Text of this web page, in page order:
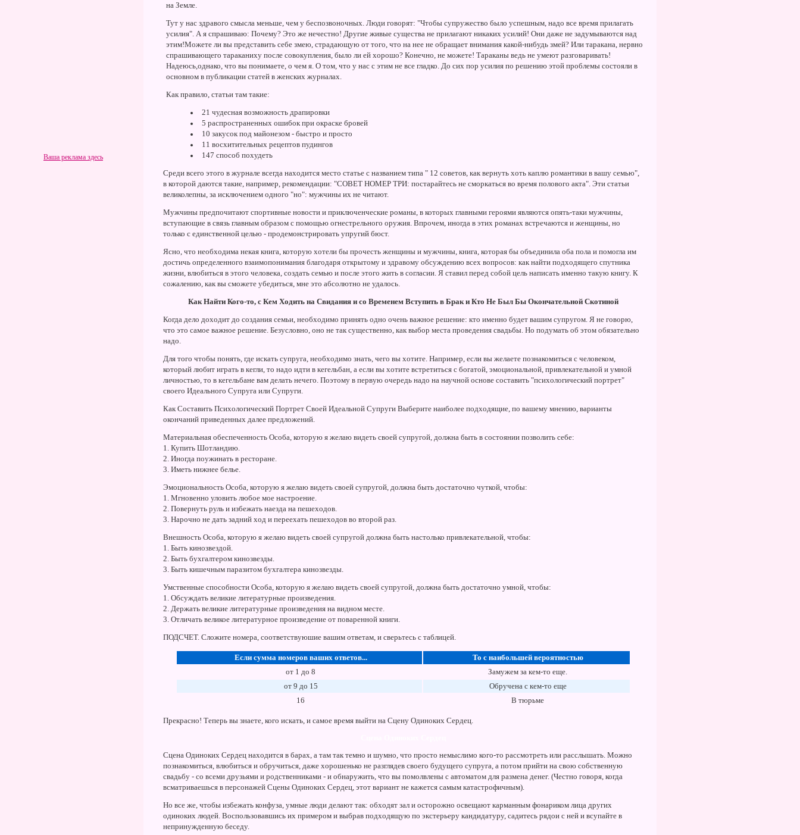
Ваша реклама здесь
на Земле.
Тут у нас здравого смысла меньше, чем у беспозвоночных. Люди говорят: "Чтобы супружество было успешным, надо все время прилагать
усилия". А я спрашиваю: Почему? Это же нечестно! Другие живые существа не прилагают никаких усилий! Они даже не задумываются над
этим!Можете ли вы представить себе змею, страдающую от того, что на нее не обращает внимания какой-нибудь змей? Или таракана, нервно
спрашивающего тараканиху после совокупления, было ли ей хорошо? Конечно, не можете! Тараканы ведь не умеют разговаривать!
Надеюсь,однако, что вы понимаете, о чем я. О том, что у нас с этим не все гладко. До сих пор усилия по решению этой проблемы состояли в
основном в публикации статей в женских журналах.
Как правило, статьи там такие:
21 чудесная возможность драпировки
5 распространенных ошибок при окраске бровей
10 закусок под майонезом - быстро и просто
11 восхитительных рецептов пудингов
147 способ похудеть
Среди всего этого в журнале всегда находится место статье с названием типа " 12 советов, как вернуть хоть каплю романтики в вашу семью",
в которой даются такие, например, рекомендации: "СОВЕТ НОМЕР ТРИ: постарайтесь не сморкаться во время полового акта". Эти статьи
великолепны, за исключением одного "но": мужчины их не читают.
Мужчины предпочитают спортивные новости и приключенческие романы, в которых главными героями являются опять-таки мужчины,
вступающие в связь главным образом с помощью огнестрельного оружия. Впрочем, иногда в этих романах встречаются и женщины, но
только с единственной целью - продемонстрировать упругий бюст.
Ясно, что необходима некая книга, которую хотели бы прочесть женщины и мужчины, книга, которая бы объединила оба пола и помогла им
достичь определенного взаимопонимания благодаря открытому и здравому обсуждению всех вопросов: как найти подходящего спутника
жизни, влюбиться в этого человека, создать семью и после этого жить в согласии. Я ставил перед собой цель написать именно такую книгу. К
сожалению, как вы сможете убедиться, мне это абсолютно не удалось.
Как Найти Кого-то, с Кем Ходить на Свидания и со Временем Вступить в Брак и Кто Не Был Бы Окончательной Скотиной
Когда дело доходит до создания семьи, необходимо принять одно очень важное решение: кто именно будет вашим супругом. Я не говорю,
что это самое важное решение. Безусловно, оно не так существенно, как выбор места проведения свадьбы. Но подумать об этом обязательно
надо.
Для того чтобы понять, где искать супруга, необходимо знать, чего вы хотите. Например, если вы желаете познакомиться с человеком,
который любит играть в кегли, то надо идти в кегельбан, а если вы хотите встретиться с богатой, эмоциональной, привлекательной и умной
личностью, то в кегельбане вам делать нечего. Поэтому в первую очередь надо на научной основе составить "психологический портрет"
своего Идеального Супруга или Супруги.
Как Составить Психологический Портрет Своей Идеальной Супруги Выберите наиболее подходящие, по вашему мнению, варианты
окончаний приведенных далее предложений.
Материальная обеспеченность Особа, которую я желаю видеть своей супругой, должна быть в состоянии позволить себе:
1. Купить Шотландию.
2. Иногда поужинать в ресторане.
3. Иметь нижнее белье.
Эмоциональность Особа, которую я желаю видеть своей супругой, должна быть достаточно чуткой, чтобы:
1. Мгновенно уловить любое мое настроение.
2. Повернуть руль и избежать наезда на пешеходов.
3. Нарочно не дать задний ход и переехать пешеходов во второй раз.
Внешность Особа, которую я желаю видеть своей супругой должна быть настолько привлекательной, чтобы:
1. Быть кинозвездой.
2. Быть бухгалтером кинозвезды.
3. Быть кишечным паразитом бухгалтера кинозвезды.
Умственные способности Особа, которую я желаю видеть своей супругой, должна быть достаточно умной, чтобы:
1. Обсуждать великие литературные произведения.
2. Держать великие литературные произведения на видном месте.
3. Отличать великое литературное произведение от поваренной книги.
ПОДСЧЕТ. Сложите номера, соответствуюшие вашим ответам, и сверьтесь с таблицей.
Если сумма номеров ваших ответов...
То с наибольшей вероятностью
от 1 до 8
Замужем за кем-то еще.
от 9 до 15
Обручена с кем-то еще
16
В тюрьме
Прекрасно! Теперь вы знаете, кого искать, и самое время выйти на Сцену Одиноких Сердец.
Сцена Одиноких Сердец находится в барах, а там так темно и шумно, что просто немыслимо кого-то рассмотреть или расслышать. Можно
познакомиться, влюбиться и обручиться, даже хорошенько не разглядев своего будущего супруга, а потом прийти на свою собственную
свадьбу - со всеми друзьями и родственниками - и обнаружить, что вы помолвлены с автоматом для размена денег. (Честно говоря, когда
всматриваешься в персонажей Сцены Одиноких Сердец, этот вариант не кажется самым катастрофичным).
Но все же, чтобы избежать конфуза, умные люди делают так: обходят зал и осторожно освещают карманным фонариком лица других
одиноких людей. Воспользовавшись их примером и выбрав подходящую по экстерьеру кандидатуру, садитесь рядои с ней и всупайте в
непринужденную беседу.